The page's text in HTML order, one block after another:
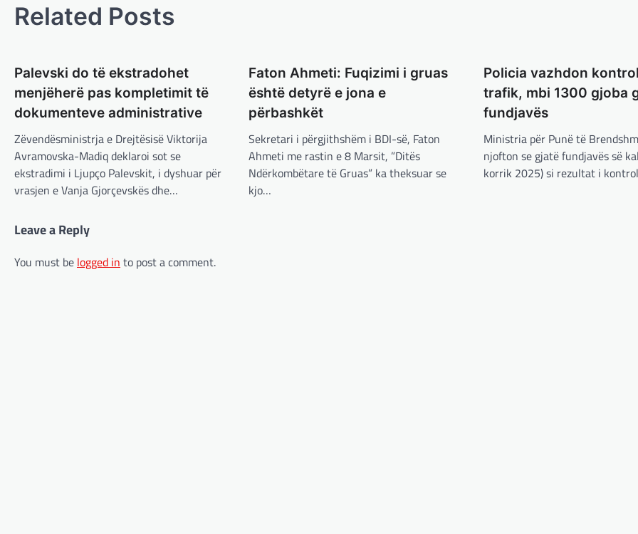
Related Posts
Palevski do të ekstradohet
menjëherë pas kompletimit të
dokumenteve administrative
Zëvendësministrja e Drejtësisë Viktorija
Avramovska-Madiq deklaroi sot se
ekstradimi i Ljupço Palevskit, i dyshuar për
vrasjen e Vanja Gjorçevskës dhe…
Faton Ahmeti: Fuqizimi i gruas
është detyrë e jona e
përbashkët
Sekretari i përgjithshëm i BDI-së, Faton
Ahmeti me rastin e 8 Marsit, ”Ditës
Ndërkombëtare të Gruas” ka theksuar se
kjo…
Policia vazhdon
trafik, mbi 1300 gjoba
fundjavës
Ministria për Punë të
njofton se gjatë fundjavës së
korrik 2025) si rezultat i
Leave a Reply
You must be logged in to post a comment.